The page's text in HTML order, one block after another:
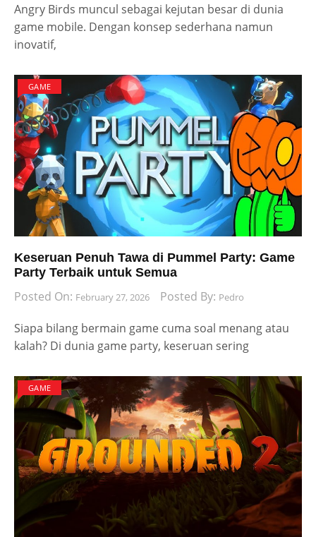
Angry Birds muncul sebagai kejutan besar di dunia
game mobile. Dengan konsep sederhana namun
inovatif,
GAME
Keseruan Penuh Tawa di Pummel Party: Game
Party Terbaik untuk Semua
Posted On: February 27, 2026 Posted By: Pedro
Siapa bilang bermain game cuma soal menang atau
kalah? Di dunia game party, keseruan sering
GAME